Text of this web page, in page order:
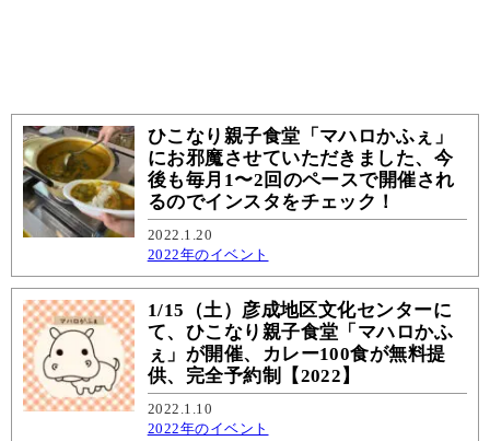
ひこなり親子食堂「マハロかふぇ」
にお邪魔させていただきました、今
後も毎月1〜2回のペースで開催され
るのでインスタをチェック！
2022.1.20
2022年のイベント
1/15（土）彦成地区文化センターに
て、ひこなり親子食堂「マハロかふ
ぇ」が開催、カレー100食が無料提
供、完全予約制【2022】
2022.1.10
2022年のイベント